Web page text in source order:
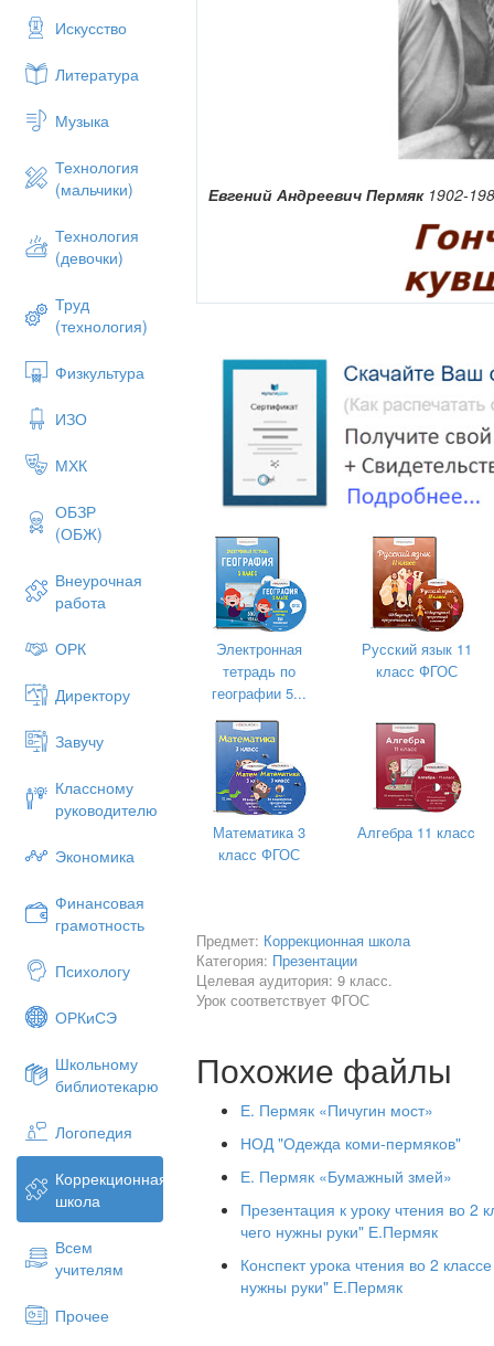
Искусство
Литература
Музыка
Технология
(мальчики)
Технология
(девочки)
Труд
(технология)
Физкультура
ИЗО
МХК
ОБЗР
(ОБЖ)
Внеурочная
работа
ОРК
Директору
Завучу
Классному
руководителю
Экономика
Финансовая
грамотность
Психологу
ОРКиСЭ
Школьному
библиотекарю
Логопедия
Коррекционная
школа
Всем
учителям
Прочее
Евгений Андреевич Пермяк 1902-
Гончар-кувшинник
Лодочник
Электронная
тетрадь по
географии 5...
Русский язык 11
класс ФГОС
Математика 3
класс ФГОС
Алгебра 11 класc
Предмет: Коррекционная школа
Категория: Презентации
Целевая аудитория: 9 класс.
Урок соответствует ФГОС
Похожие файлы
Е. Пермяк «Пичугин мост»
НОД "Одежда коми-пермяков"
Е. Пермяк «Бумажный змей»
Презентация к уроку чтения во 2
чего нужны руки" Е.Пермяк
Конспект урока чтения во 2
нужны руки" Е.Пермяк